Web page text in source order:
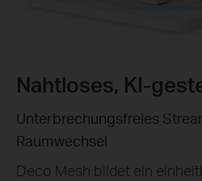
Nahtloses,
Unterbrechungsfreies
Raumwechsel
Deco Mesh bildet ein